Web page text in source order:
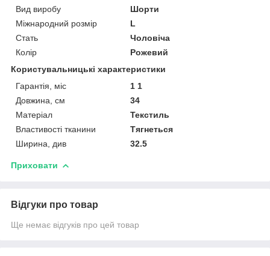
Вид виробу
Шорти
Міжнародний розмір
L
Стать
Чоловіча
Колір
Рожевий
Користувальницькі характеристики
Гарантія, міс
1 1
Довжина, см
34
Матеріал
Текстиль
Властивості тканини
Тягнеться
Ширина, див
32.5
Приховати
Відгуки про товар
Ще немає відгуків про цей товар